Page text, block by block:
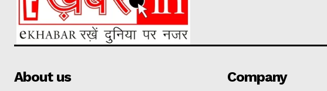
About us Company